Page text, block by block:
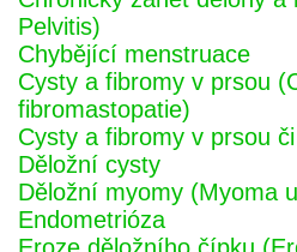
Pelvitis)
Chybějící menstruace
Cysty a fibromy v prsou
fibromastopatie)
Cysty a fibromy v prsou
Děložní cysty
Děložní myomy (Myoma
Endometrióza